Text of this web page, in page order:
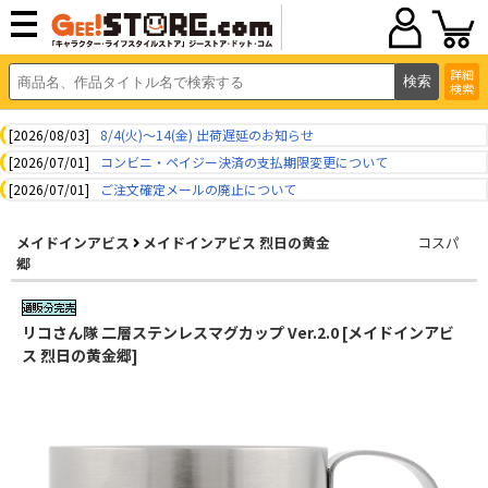
詳細
検索
[2026/08/03]
8/4(火)～14(金) 出荷遅延のお知らせ
[2026/07/01]
コンビニ・ペイジー決済の支払期限変更について
[2026/07/01]
ご注文確定メールの廃止について
メイドインアビス
メイドインアビス 烈日の黄金
郷
コスパ
リコさん隊 二層ステンレスマグカップ Ver.2.0 [メイドインアビ
ス 烈日の黄金郷]